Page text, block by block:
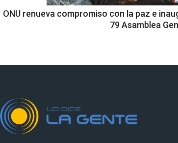
ONU renueva compromiso con la paz e
79 Asamblea